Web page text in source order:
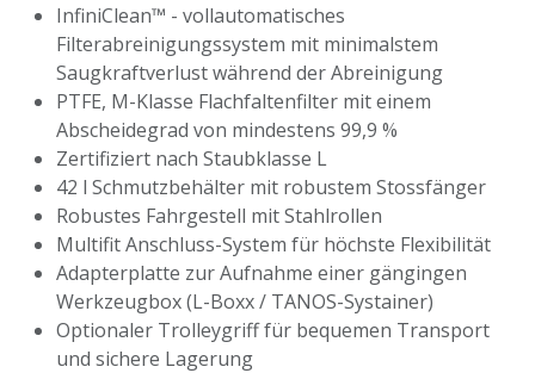
InfiniClean™ - vollautomatisches
Filterabreinigungssystem mit minimalstem
Saugkraftverlust während der Abreinigung
PTFE, M-Klasse Flachfaltenfilter mit einem
Abscheidegrad von mindestens 99,9 %
Zertifiziert nach Staubklasse L
42 l Schmutzbehälter mit robustem Stossfänger
Robustes Fahrgestell mit Stahlrollen
Multifit Anschluss-System für höchste Flexibilität
Adapterplatte zur Aufnahme einer gängingen
Werkzeugbox (L-Boxx / TANOS-Systainer)
Optionaler Trolleygriff für bequemen Transport
und sichere Lagerung